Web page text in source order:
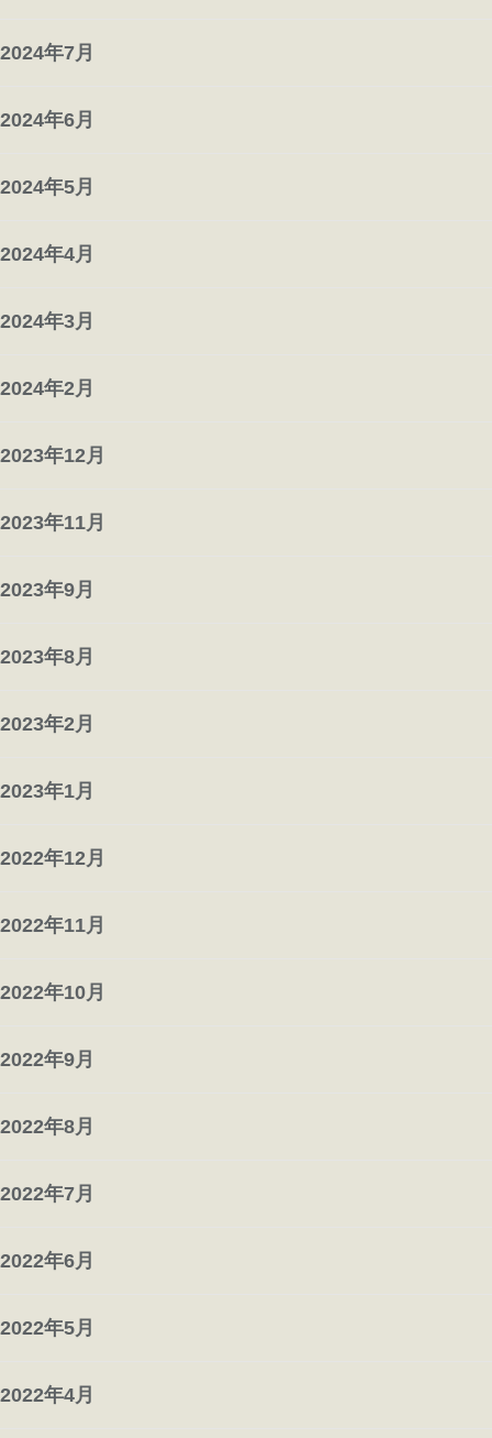
2024年7月
2024年6月
2024年5月
2024年4月
2024年3月
2024年2月
2023年12月
2023年11月
2023年9月
2023年8月
2023年2月
2023年1月
2022年12月
2022年11月
2022年10月
2022年9月
2022年8月
2022年7月
2022年6月
2022年5月
2022年4月